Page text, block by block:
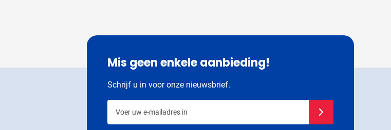
Mis geen enkele aanbieding!
Schrijf u in voor onze nieuwsbrief.